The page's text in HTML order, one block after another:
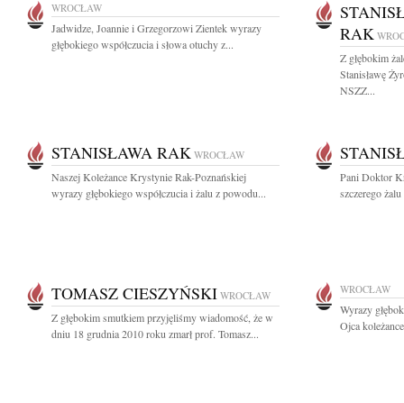
WROCŁAW
Jadwidze, Joannie i Grzegorzowi Zientek wyrazy
głębokiego współczucia i słowa otuchy z...
RAK
Z głębokim
Stanisławę
NSZZ...
STANISŁAWA RAK WROCŁAW
Naszej Koleżance Krystynie Rak-Poznańskiej
wyrazy głębokiego współczucia i żalu z powodu...
Pani Doktor
szczerego
TOMASZ CIESZYŃSKI WROCŁAW
Z głębokim smutkiem przyjęliśmy wiadomość, że w
dniu 18 grudnia 2010 roku zmarł prof. Tomasz...
WROCŁAW
Wyrazy
Ojca